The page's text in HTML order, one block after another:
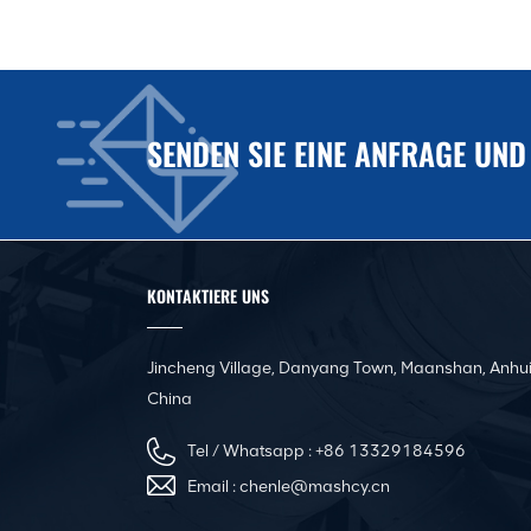
SENDEN SIE EINE ANFRAGE
KONTAKTIERE UNS
Jincheng Village, Danyang Town, Maanshan,
China
Tel / Whatsapp :+86 13329184596
Email :chenle@mashcy.cn